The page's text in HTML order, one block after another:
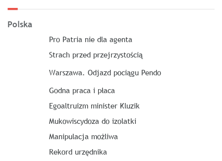
Polska
Pro Patria nie dla agenta
Strach przed przejrzystością
Warszawa. Odjazd pociągu Pendo
Godna praca i płaca
Egoaltruizm minister Kluzik
Mukowiscydoza do izolatki
Manipulacja możliwa
Rekord urzędnika